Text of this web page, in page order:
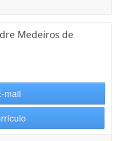
Medeiros de
mail